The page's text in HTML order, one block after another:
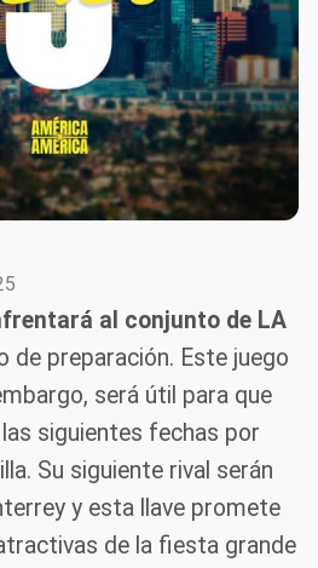
al conjunto de LA
de preparación. Este juego
será útil para que
siguientes fechas por
Su siguiente rival serán
y esta llave promete
de la fiesta grande